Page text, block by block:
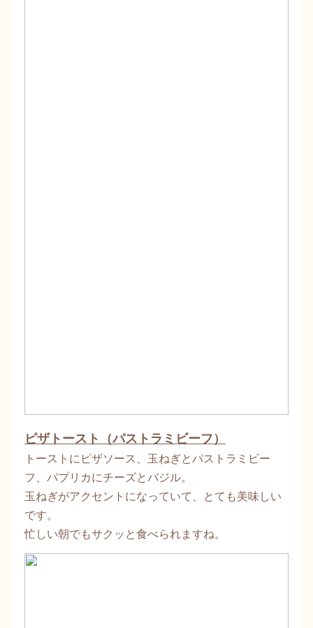
ピザトースト（パストラミビーフ）
トーストにピザソース、玉ねぎとパストラミビー
フ、パプリカにチーズとバジル。
玉ねぎがアクセントになっていて、とても美味しい
です。
忙しい朝でもサクッと食べられますね。